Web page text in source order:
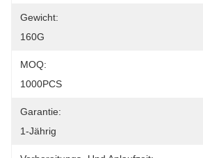
Gewicht:
160G
MOQ:
1000PCS
Garantie:
1-Jährig